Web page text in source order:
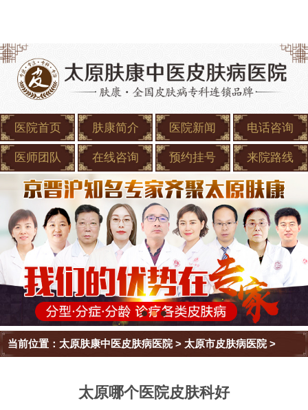
医院首页 肤康简介 医院新闻 电话咨询
医师团队 在线咨询 预约挂号 来院路线
当前位置： 太原肤康中医皮肤病医院> 太原市皮肤病医院>
太原哪个医院皮肤科好